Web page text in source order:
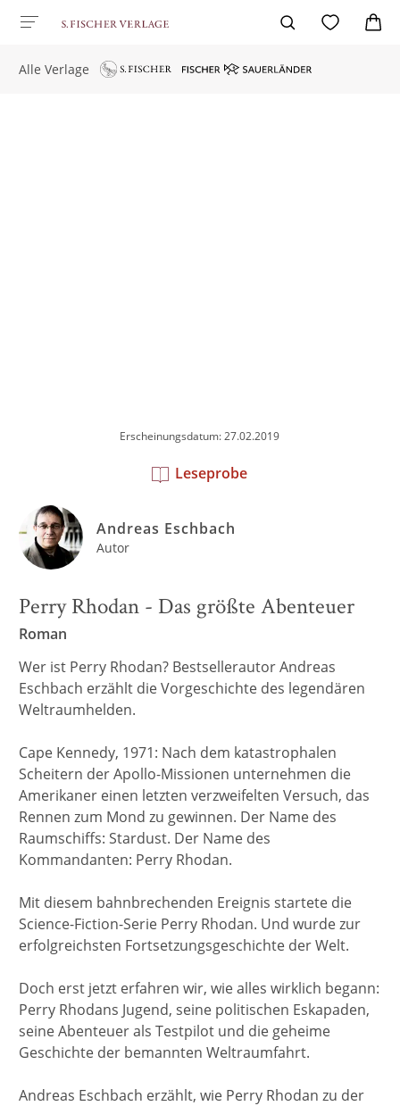
Alle Verlage
Erscheinungsdatum: 27.02.2019
Leseprobe
Andreas Eschbach
Autor
Perry Rhodan - Das größte Abenteuer
Roman
Wer ist Perry Rhodan? Bestsellerautor Andreas
Eschbach erzählt die Vorgeschichte des legendären
Weltraumhelden.
Cape Kennedy, 1971: Nach dem katastrophalen
Scheitern der Apollo-Missionen unternehmen die
Amerikaner einen letzten verzweifelten Versuch, das
Rennen zum Mond zu gewinnen. Der Name des
Raumschiffs: Stardust. Der Name des
Kommandanten: Perry Rhodan.
Mit diesem bahnbrechenden Ereignis startete die
Science-Fiction-Serie Perry Rhodan. Und wurde zur
erfolgreichsten Fortsetzungsgeschichte der Welt.
Doch erst jetzt erfahren wir, wie alles wirklich begann:
Perry Rhodans Jugend, seine politischen Eskapaden,
seine Abenteuer als Testpilot und die geheime
Geschichte der bemannten Weltraumfahrt.
Andreas Eschbach erzählt, wie Perry Rhodan zu der